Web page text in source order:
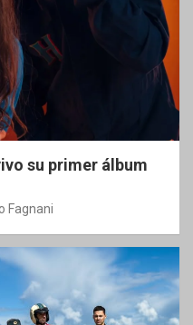
su primer álbum
Fagnani